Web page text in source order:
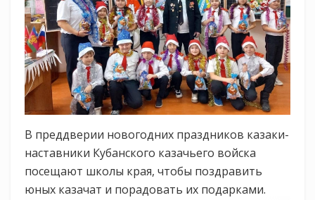
В преддверии новогодних праздников казаки-
наставники Кубанского казачьего войска
посещают школы края, чтобы поздравить
юных казачат и порадовать их подарками.